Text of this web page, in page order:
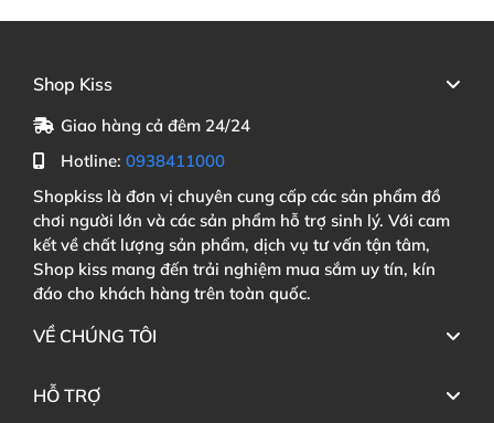
Shop Kiss
Giao hàng cả đêm 24/24
Hotline: 0938411000
Shopkiss là đơn vị chuyên cung cấp các sản phẩm đồ
chơi người lớn và các sản phẩm hỗ trợ sinh lý. Với cam
kết về chất lượng sản phẩm, dịch vụ tư vấn tận tâm,
Shop kiss mang đến trải nghiệm mua sắm uy tín, kín
đáo cho khách hàng trên toàn quốc.
VỀ CHÚNG TÔI
HỖ TRỢ